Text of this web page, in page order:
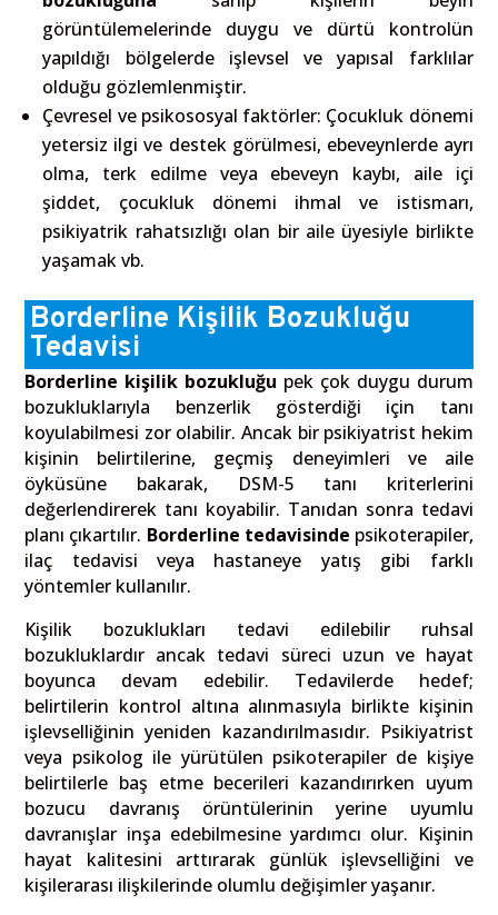
görüntülemelerinde duygu ve dürtü kontrolün
yapıldığı bölgelerde işlevsel ve yapısal farklılar
olduğu gözlemlenmiştir.
Çevresel ve psikososyal faktörler: Çocukluk dönemi
yetersiz ilgi ve destek görülmesi, ebeveynlerde ayrı
olma, terk edilme veya ebeveyn kaybı, aile içi
şiddet, çocukluk dönemi ihmal ve istismarı,
psikiyatrik rahatsızlığı olan bir aile üyesiyle birlikte
yaşamak vb.
Borderline Kişilik Bozukluğu
Tedavisi
Borderline kişilik bozukluğu pek çok duygu durum
bozukluklarıyla benzerlik gösterdiği için tanı
koyulabilmesi zor olabilir. Ancak bir psikiyatrist hekim
kişinin belirtilerine, geçmiş deneyimleri ve aile
öyküsüne bakarak, DSM-5 tanı kriterlerini
değerlendirerek tanı koyabilir. Tanıdan sonra tedavi
planı çıkartılır. Borderline tedavisinde psikoterapiler,
ilaç tedavisi veya hastaneye yatış gibi farklı
yöntemler kullanılır.
Kişilik bozuklukları tedavi edilebilir ruhsal
bozukluklardır ancak tedavi süreci uzun ve hayat
boyunca devam edebilir. Tedavilerde hedef;
belirtilerin kontrol altına alınmasıyla birlikte kişinin
işlevselliğinin yeniden kazandırılmasıdır. Psikiyatrist
veya psikolog ile yürütülen psikoterapiler de kişiye
belirtilerle baş etme becerileri kazandırırken uyum
bozucu davranış örüntülerinin yerine uyumlu
davranışlar inşa edebilmesine yardımcı olur. Kişinin
hayat kalitesini arttırarak günlük işlevselliğini ve
kişilerarası ilişkilerinde olumlu değişimler yaşanır.